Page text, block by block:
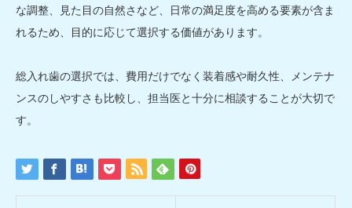
な調整、見た目の自然さなど、日常の満足度を高める要素が含ま
れるため、目的に応じて選択する価値があります。
総入れ歯の選択では、費用だけでなく装着感や耐久性、メンテナ
ンスのしやすさも比較し、担当医と十分に相談することが大切で
す。